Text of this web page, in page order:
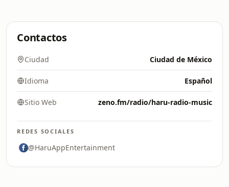
Contactos
Ciudad Ciudad de México
Idioma Español
Sitio Web zeno.fm/radio/haru-radio-music
REDES SOCIALES
@HaruAppEntertainment